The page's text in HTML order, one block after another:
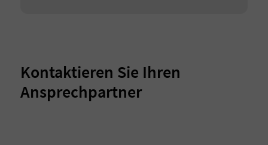
Kontaktieren Sie Ihren
Ansprechpartner